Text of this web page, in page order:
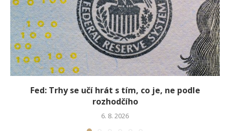
Fed: Trhy se učí hrát s tím, co je, ne podle
rozhodčího
6. 8. 2026